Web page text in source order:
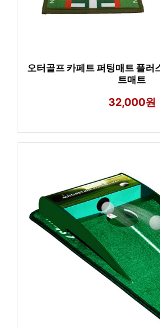
오터골프 카페트 퍼팅매트 플러
트매트
32,000원